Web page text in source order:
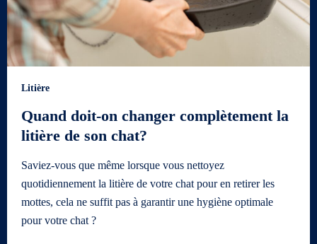
Litière
Quand doit-on changer complètement la
litière de son chat?
Saviez-vous que même lorsque vous nettoyez
quotidiennement la litière de votre chat pour en retirer les
mottes, cela ne suffit pas à garantir une hygiène optimale
pour votre chat ?